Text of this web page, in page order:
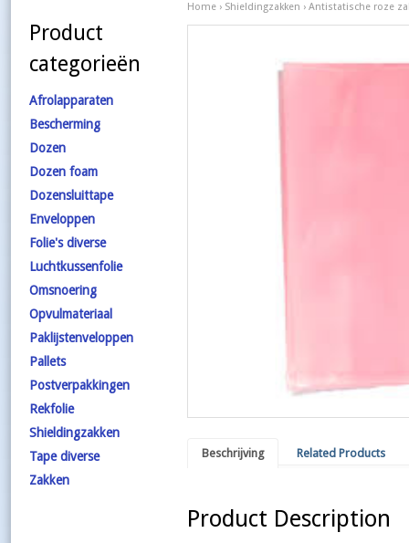
Home› Shieldingzakken › Antistatische roze
Beschrijving Related Products
Product Description
Product
categorieën
Afrolapparaten
Bescherming
Dozen
Dozen foam
Dozensluittape
Enveloppen
Folie's diverse
Luchtkussenfolie
Omsnoering
Opvulmateriaal
Paklijstenveloppen
Pallets
Postverpakkingen
Rekfolie
Shieldingzakken
Tape diverse
Zakken